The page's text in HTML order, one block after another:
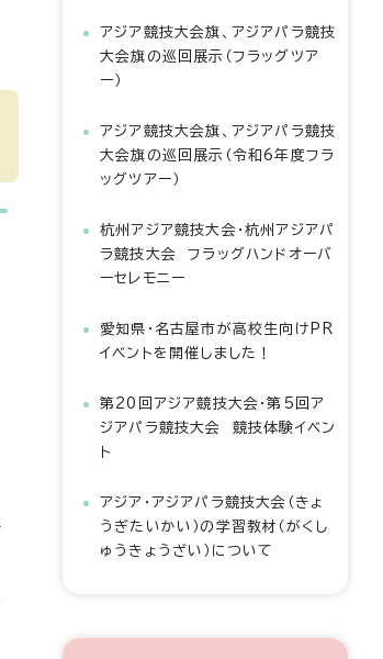
アジア競技大会旗、アジアパラ競技
大会旗の巡回展示（フラッグツア
ー）
アジア競技大会旗、アジアパラ競技
大会旗の巡回展示（令和6年度フラ
ッグツアー）
杭州アジア競技大会・杭州アジアパ
ラ競技大会 フラッグハンドオーバ
ーセレモニー
愛知県・名古屋市が高校生向けPR
イベントを開催しました！
第20回アジア競技大会・第5回ア
ジアパラ競技大会 競技体験イベン
ト
アジア・アジアパラ競技大会（きょ
うぎたいかい）の学習教材（がくし
ゅうきょうざい）について